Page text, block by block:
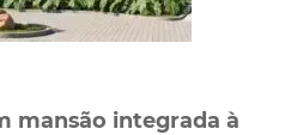
mansão integrada à